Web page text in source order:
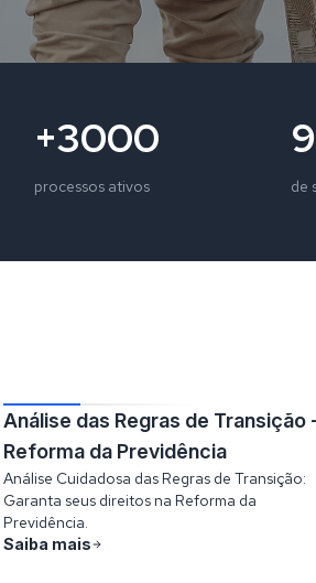
+3000
processos ativos de
Análise das Regras de Transição
Reforma da Previdência
Análise Cuidadosa das Regras de Transição:
Garanta seus direitos na Reforma da
Previdência.
Saiba mais